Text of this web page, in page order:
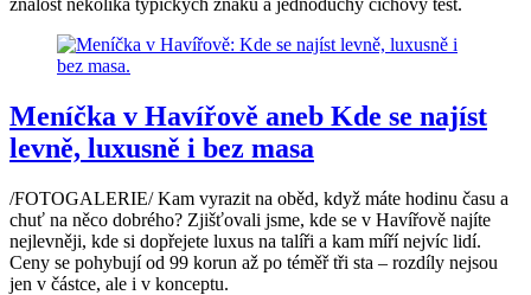
Meníčka v Havířově aneb Kde se najíst
levně, luxusně i bez masa
/FOTOGALERIE/ Kam vyrazit na oběd, když máte hodinu času a
chuť na něco dobrého? Zjišťovali jsme, kde se v Havířově najíte
nejlevněji, kde si dopřejete luxus na talíři a kam míří nejvíc lidí.
Ceny se pohybují od 99 korun až po téměř tři sta – rozdíly nejsou
jen v částce, ale i v konceptu.